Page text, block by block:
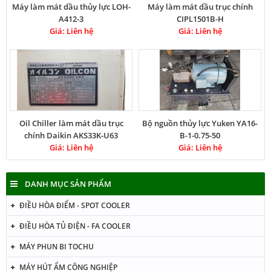
Máy làm mát dầu thủy lực LOH-
A412-3
Giá: Liên hệ
Máy làm mát dầu trục chính
CIPL1501B-H
Giá: Liên hệ
Oil Chiller làm mát dầu trục
chính Daikin AKS33K-U63
Giá: Liên hệ
Bộ nguồn thủy lực Yuken YA16-
B-1-0.75-50
Giá: Liên hệ
DANH MỤC SẢN PHẨM
ĐIỀU HÒA ĐIỂM - SPOT COOLER
ĐIỀU HÒA TỦ ĐIỆN - FA COOLER
MÁY PHUN BI TOCHU
MÁY HÚT ẨM CÔNG NGHIỆP